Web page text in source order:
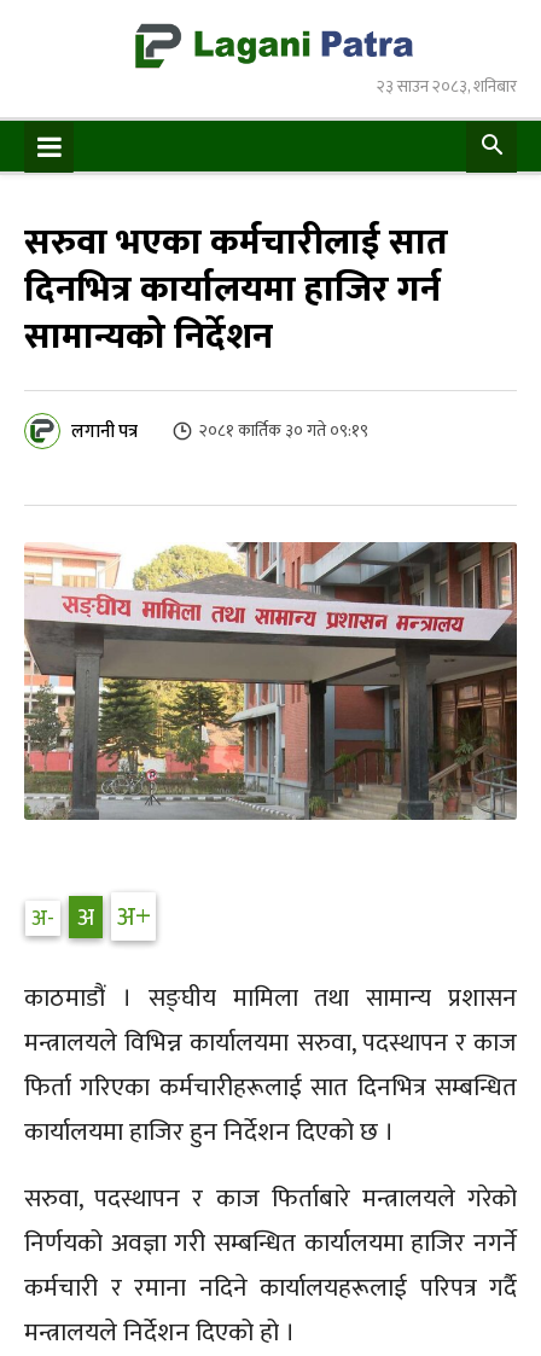
२३ साउन २०८३, शनिबार
सरुवा भएका कर्मचारीलाई सात
दिनभित्र कार्यालयमा हाजिर गर्न
सामान्यको निर्देशन
लगानी पत्र २०८१ कार्तिक ३० गते ०९:१९
काठमाडौं । सङ्घीय मामिला तथा सामान्य प्रशासन
मन्त्रालयले विभिन्न कार्यालयमा सरुवा, पदस्थापन र काज
फिर्ता गरिएका कर्मचारीहरूलाई सात दिनभित्र सम्बन्धित
कार्यालयमा हाजिर हुन निर्देशन दिएको छ ।
सरुवा, पदस्थापन र काज फिर्ताबारे मन्त्रालयले गरेको
निर्णयको अवज्ञा गरी सम्बन्धित कार्यालयमा हाजिर नगर्ने
कर्मचारी र रमाना नदिने कार्यालयहरूलाई परिपत्र गर्दै
मन्त्रालयले निर्देशन दिएको हो ।